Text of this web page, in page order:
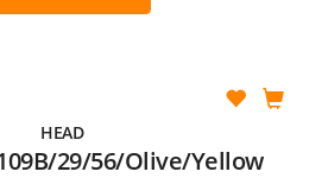
HEAD
29/56/Olive/Yellow